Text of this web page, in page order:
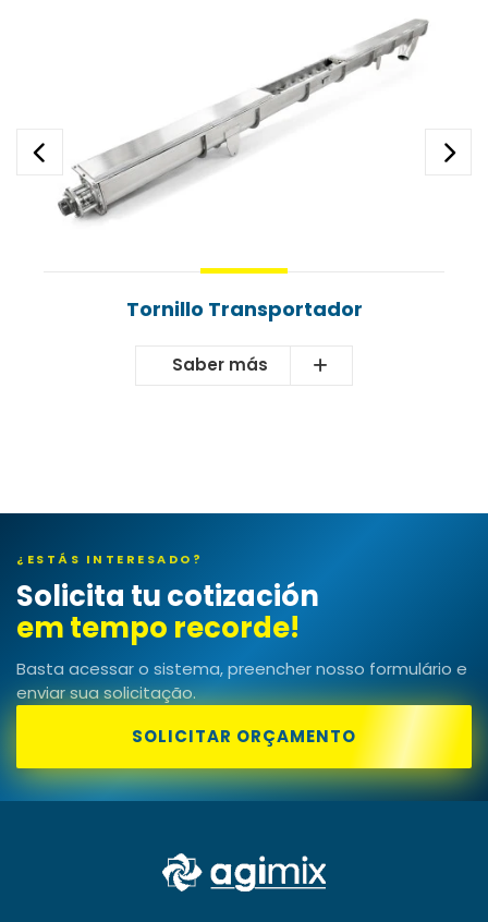
Tornillo Transportador
Saber más
¿ESTÁS INTERESADO?
Solicita tu cotización
em t|
Basta acessar o sistema, preencher nosso formulário e
enviar sua solicitação.
SOLICITAR ORÇAMENTO